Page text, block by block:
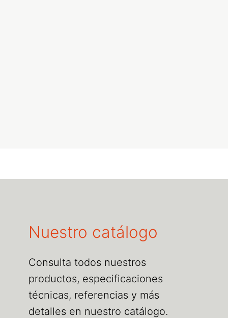
Nuestro catálogo
Consulta todos nuestros
productos, especificaciones
técnicas, referencias y más
detalles en nuestro catálogo.